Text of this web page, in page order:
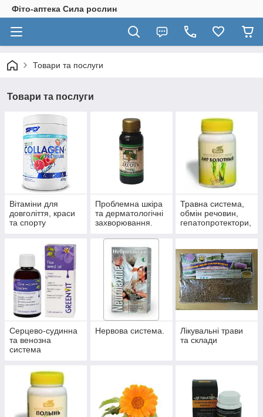
Фіто-аптека Сила рослин
Товари та послуги
Товари та послуги
Вітаміни для
довголіття, краси
та спорту
Проблемна шкіра
та дерматологічні
захворювання.
Травна система,
обмін речовин,
гепатопротектори,
Серцево-судинна
та венозна
система
Нервова система.
Лікувальні трави
та склади